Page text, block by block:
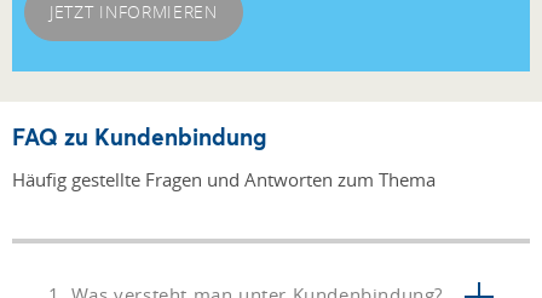
JETZT INFORMIEREN
FAQ zu Kundenbindung
Häufig gestellte Fragen und Antworten zum Thema